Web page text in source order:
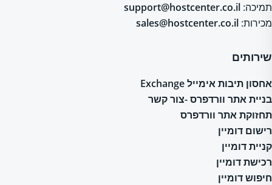
תמיכה: support@hostcenter.co.il
מכירות: sales@hostcenter.co.il
שירותים
אחסון תיבות אימייל Exchange
בניית אתר וורדפרס -צור קשר
תחזוקת אתר וורדפרס
רישום דומיין
קניית דומיין
רכישת דומיין
חיפוש דומיין